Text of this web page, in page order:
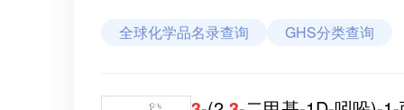
全球化学品名录查询 GHS分类查询